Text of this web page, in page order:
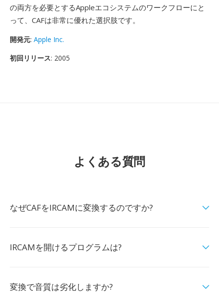
の両方を必要とするAppleエコシステムのワークフローにと
って、CAFは非常に優れた選択肢です。
開発元: Apple Inc.
初回リリース: 2005
よくある質問
なぜCAFをIRCAMに変換するのですか?
IRCAMを開けるプログラムは?
変換で音質は劣化しますか?